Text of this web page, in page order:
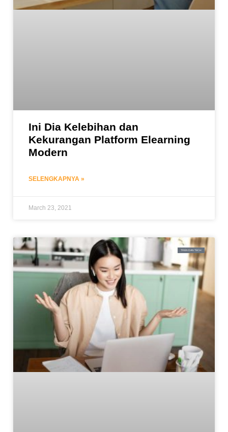
Ini Dia Kelebihan dan
Kekurangan Platform Elearning
Modern
SELENGKAPNYA »
March 23, 2021
TREN DAN TECH